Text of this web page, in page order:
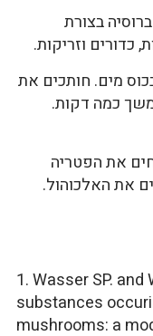
בצורת
כדורים וזריקות.
בכוס מים. חותכים את
כמה דקות.
מרתיחים את הפטריה
את האלכוהול.
1. Wasser SP.
substances
mushrooms: a